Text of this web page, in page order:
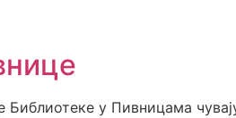
Библиотеке у Пивницама